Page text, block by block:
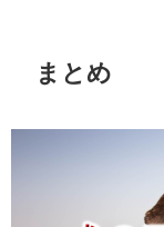
まとめ